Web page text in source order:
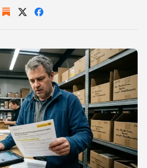
Auf Auf